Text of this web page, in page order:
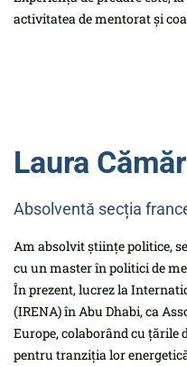
activitatea de mentorat și
Laura
Absolventă secția
Am absolvit științe politice,
cu un master în politici de
În prezent, lucrez la
(IRENA) în Abu Dhabi, ca
Europe, colaborând cu țările
pentru tranziția lor